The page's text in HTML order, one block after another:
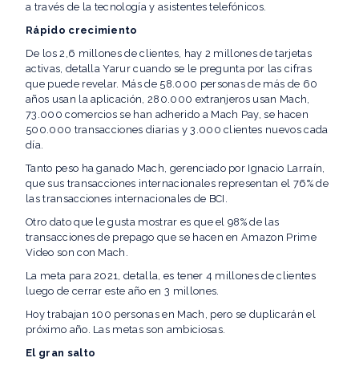
a través de la tecnología y asistentes telefónicos.
Rápido crecimiento
De los 2,6 millones de clientes, hay 2 millones de tarjetas
activas, detalla Yarur cuando se le pregunta por las cifras
que puede revelar. Más de 58.000 personas de más de 60
años usan la aplicación, 280.000 extranjeros usan Mach,
73.000 comercios se han adherido a Mach Pay, se hacen
500.000 transacciones diarias y 3.000 clientes nuevos cada
día.
Tanto peso ha ganado Mach, gerenciado por Ignacio Larraín,
que sus transacciones internacionales representan el 76% de
las transacciones internacionales de BCI.
Otro dato que le gusta mostrar es que el 98% de las
transacciones de prepago que se hacen en Amazon Prime
Video son con Mach.
La meta para 2021, detalla, es tener 4 millones de clientes
luego de cerrar este año en 3 millones.
Hoy trabajan 100 personas en Mach, pero se duplicarán el
próximo año. Las metas son ambiciosas.
El gran salto